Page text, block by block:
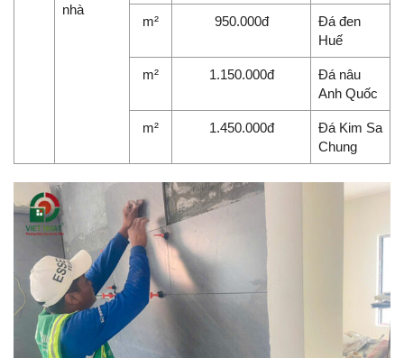
nhà
m² 950.000đ
Đá đen
Huế
m² 1.150.000đ
Đá nâu
Anh Quốc
m² 1.450.000đ
Đá Kim Sa
Chung